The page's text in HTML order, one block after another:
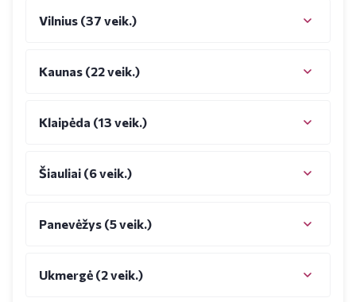
Vilnius (37 veik.)
Kaunas (22 veik.)
Klaipėda (13 veik.)
Šiauliai (6 veik.)
Panevėžys (5 veik.)
Ukmergė (2 veik.)